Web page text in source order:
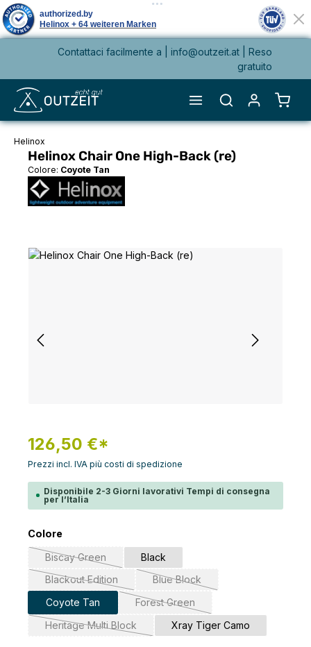
principaleContattaci facilmente a | info@outzeit.at
| Reso
gratuito
Il
Helinox
Helinox Chair One High-Back (re)
Colore: Coyote Tan
Salta la galleria di immagini
126,50 €*
Prezzi incl. IVA più costi di spedizione
Disponibile 2-3 Giorni lavorativi Tempi di consegna
per l’Italia
Seleziona
Colore
Biscay Green
(Questa opzione non è al momento disponibile.)
Black
Blackout Edition
(Questa opzione non è al momento disponibile.)
Blue Block
(Questa opzione non è al
Coyote Tan Forest Green
(Questa opzione non è al
Heritage Multi Block
(Questa opzione non è al momento disponibile.)
Xray Tiger Camo